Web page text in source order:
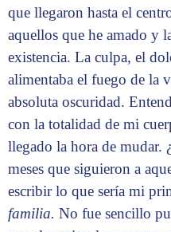
que llegaron hasta el
aquellos que he amado y
existencia. La culpa, el
alimentaba el fuego de la
absoluta oscuridad.
con la totalidad de mi
llegado la hora de mudar.
meses que siguieron a
escribir lo que sería mi
familia. No fue sencillo